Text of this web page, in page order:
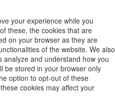
your experience while you
these, the cookies that are
on your browser as they are
of the website. We also
and understand how you
be stored in your browser only
option to opt-out of these
cookies may affect your